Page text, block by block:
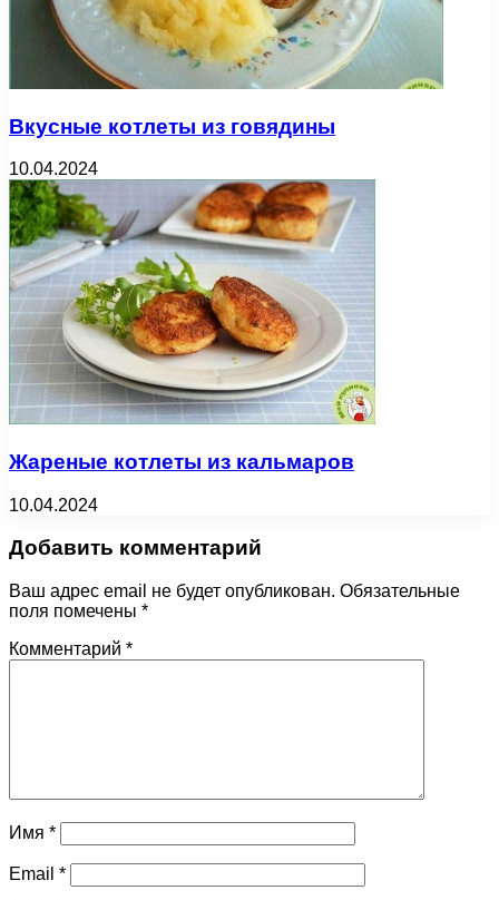
Вкусные котлеты из говядины
10.04.2024
Жареные котлеты из кальмаров
10.04.2024
Добавить комментарий
Ваш адрес email не будет опубликован. Обязательные
поля помечены *
Комментарий *
Имя *
Email *